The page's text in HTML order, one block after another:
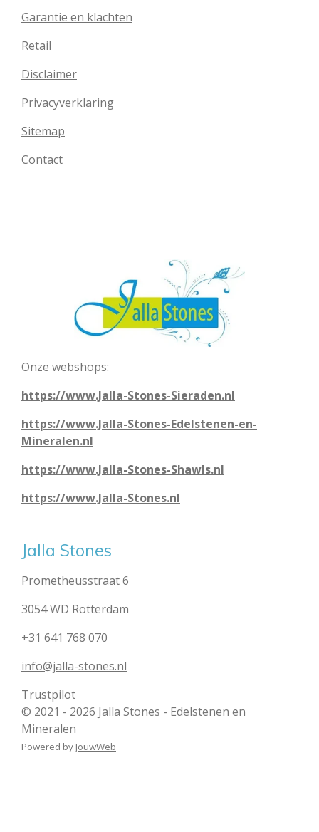
Garantie en klachten
Retail
Disclaimer
Privacyverklaring
Sitemap
Contact
Onze webshops:
https://www.Jalla-Stones-Sieraden.nl
https://www.Jalla-Stones-Edelstenen-en-
Mineralen.nl
https://www.Jalla-Stones-Shawls.nl
https://www.Jalla-Stones.nl
Jalla Stones
Prometheusstraat 6
3054 WD Rotterdam
+31 641 768 070
info@jalla-stones.nl
Trustpilot
© 2021 - 2026 Jalla Stones - Edelstenen en
Mineralen
Powered by JouwWeb